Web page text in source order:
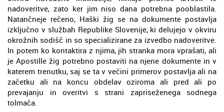
nadoveritve, zato ker jim niso dana potrebna pooblastila.
Natančneje rečeno, Haški žig se na dokumente postavlja
izključno v službah Republike Slovenije, ki delujejo v okviru
okrožnih sodišč in so specializirane za izvedbo nadoveritve.
In potem ko kontaktira z njima, jih stranka mora vprašati, ali
je Apostille žig potrebno postaviti na njene dokumente in v
katerem trenutku, saj se ta v večini primerov postavlja ali na
začetku ali na koncu obdelav oziroma ali pred ali po
prevajanju in overitvi s strani zapriseženega sodnega
tolmača.